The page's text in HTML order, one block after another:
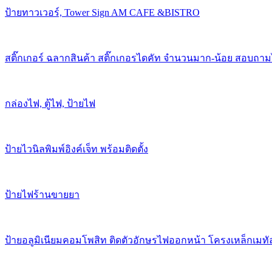
ป้ายทาวเวอร์, Tower Sign AM CAFE &BISTRO
สติ๊กเกอร์ ฉลากสินค้า สติ๊กเกอรไดคัท จำนวนมาก-น้อย สอบถา
กล่องไฟ, ตู้ไฟ, ป้ายไฟ
ป้ายไวนิลพิมพ์อิงค์เจ็ท พร้อมติดตั้ง
ป้ายไฟร้านขายยา
ป้ายอลูมิเนียมคอมโพสิท ติดตัวอักษรไฟออกหน้า โครงเหล็กเม